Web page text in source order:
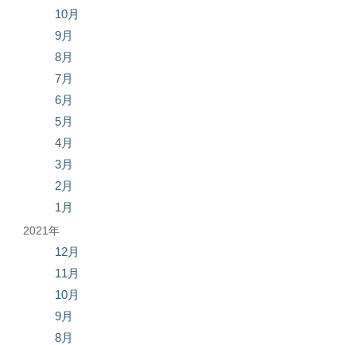
10月
9月
8月
7月
6月
5月
4月
3月
2月
1月
2021年
12月
11月
10月
9月
8月